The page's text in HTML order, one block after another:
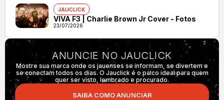
JAUCLICK
VIVA F3 | Charlie Brown Jr Cover - Fotos
23/07/2026
ANUNCIE NO JAUCLICK
Mostre sua marca onde os jauenses se informam, se divertem e
se conectam todos os dias. O Jauclick é o palco ideal para quem
quer ser visto, lembrado e procurado.
SAIBA COMO ANUNCIAR